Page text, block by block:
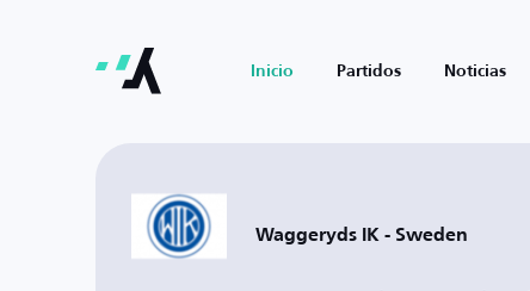
Inicio Partidos Noticias
Waggeryds IK - Sweden